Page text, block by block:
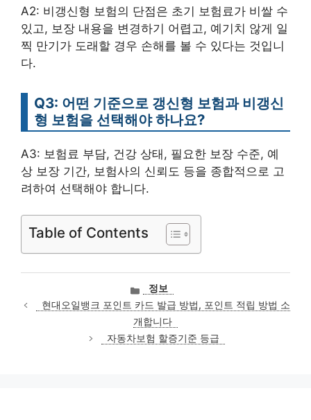
A2: 비갱신형 보험의 단점은 초기 보험료가 비쌀 수
있고, 보장 내용을 변경하기 어렵고, 예기치 않게 일
찍 만기가 도래할 경우 손해를 볼 수 있다는 것입니
다.
Q3: 어떤 기준으로 갱신형 보험과 비갱신
형 보험을 선택해야 하나요?
A3: 보험료 부담, 건강 상태, 필요한 보장 수준, 예
상 보장 기간, 보험사의 신뢰도 등을 종합적으로 고
려하여 선택해야 합니다.
Table of Contents
카
테
고
리
정보
현대오일뱅크 포인트 카드 발급 방법, 포인트 적립 방법 소
개합니다
자동차보험 할증기준 등급